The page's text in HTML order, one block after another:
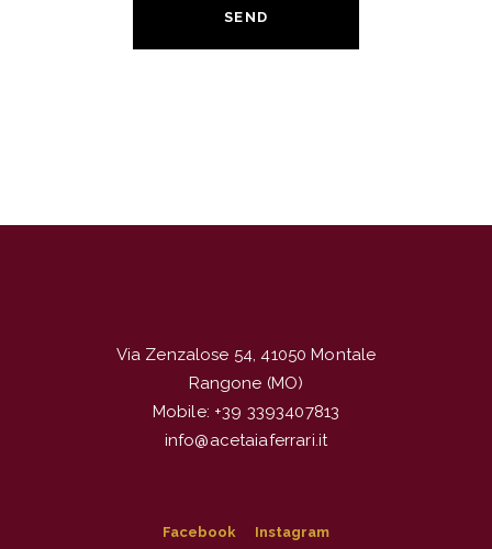
SEND
Via Zenzalose 54, 41050 Montale
Rangone (MO)
Mobile: +39 3393407813
info@acetaiaferrari.it
Facebook Instagram